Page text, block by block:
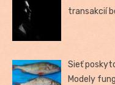
transakcií
Sieť
Modely